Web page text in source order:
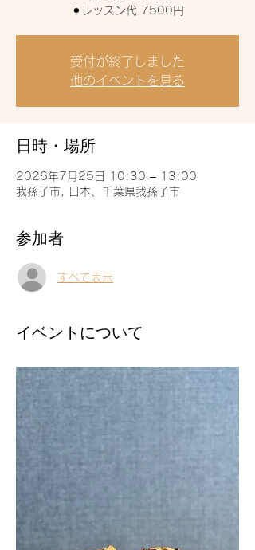
⚫︎レッスン代 7500円
受付が終了しました
他のイベントを見る
日時・場所
2026年7月25日 10:30 – 13:00
我孫子市, 日本、千葉県我孫子市
参加者
すべて表示
イベントについて